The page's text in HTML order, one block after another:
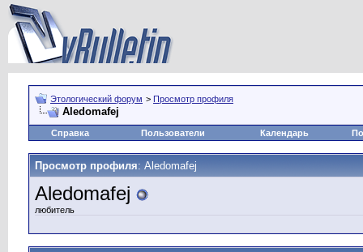
Этологический форум > Просмотр профиля
Aledomafej
Справка Пользователи Календарь
Просмотр профиля: Aledomafej
Aledomafej
любитель